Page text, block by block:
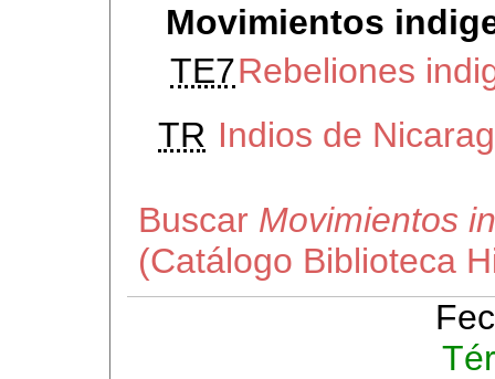
Movimientos
TE7Rebeliones
TR Indios de
Buscar Movimientos
(Catálogo Biblioteca